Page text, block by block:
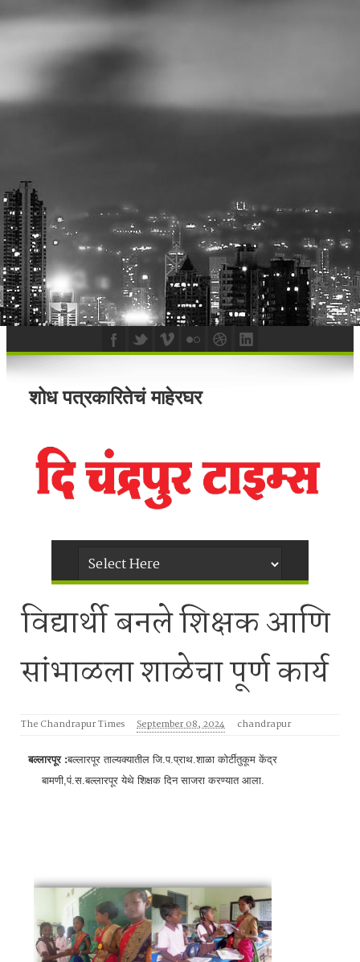
शोध पत्रकारितेचं माहेरघर
विद्यार्थी बनले शिक्षक आणि
सांभाळला शाळेचा पूर्ण कार्य
The Chandrapur Times September 08, 2024 chandrapur
बल्लारपूर :बल्लारपूर ताल्यक्यातील जि.प.प्राथ.शाळा कोर्टीतुकूम केंद्र
बामणी,पं.स.बल्लारपूर येथे शिक्षक दिन साजरा करण्यात आला.